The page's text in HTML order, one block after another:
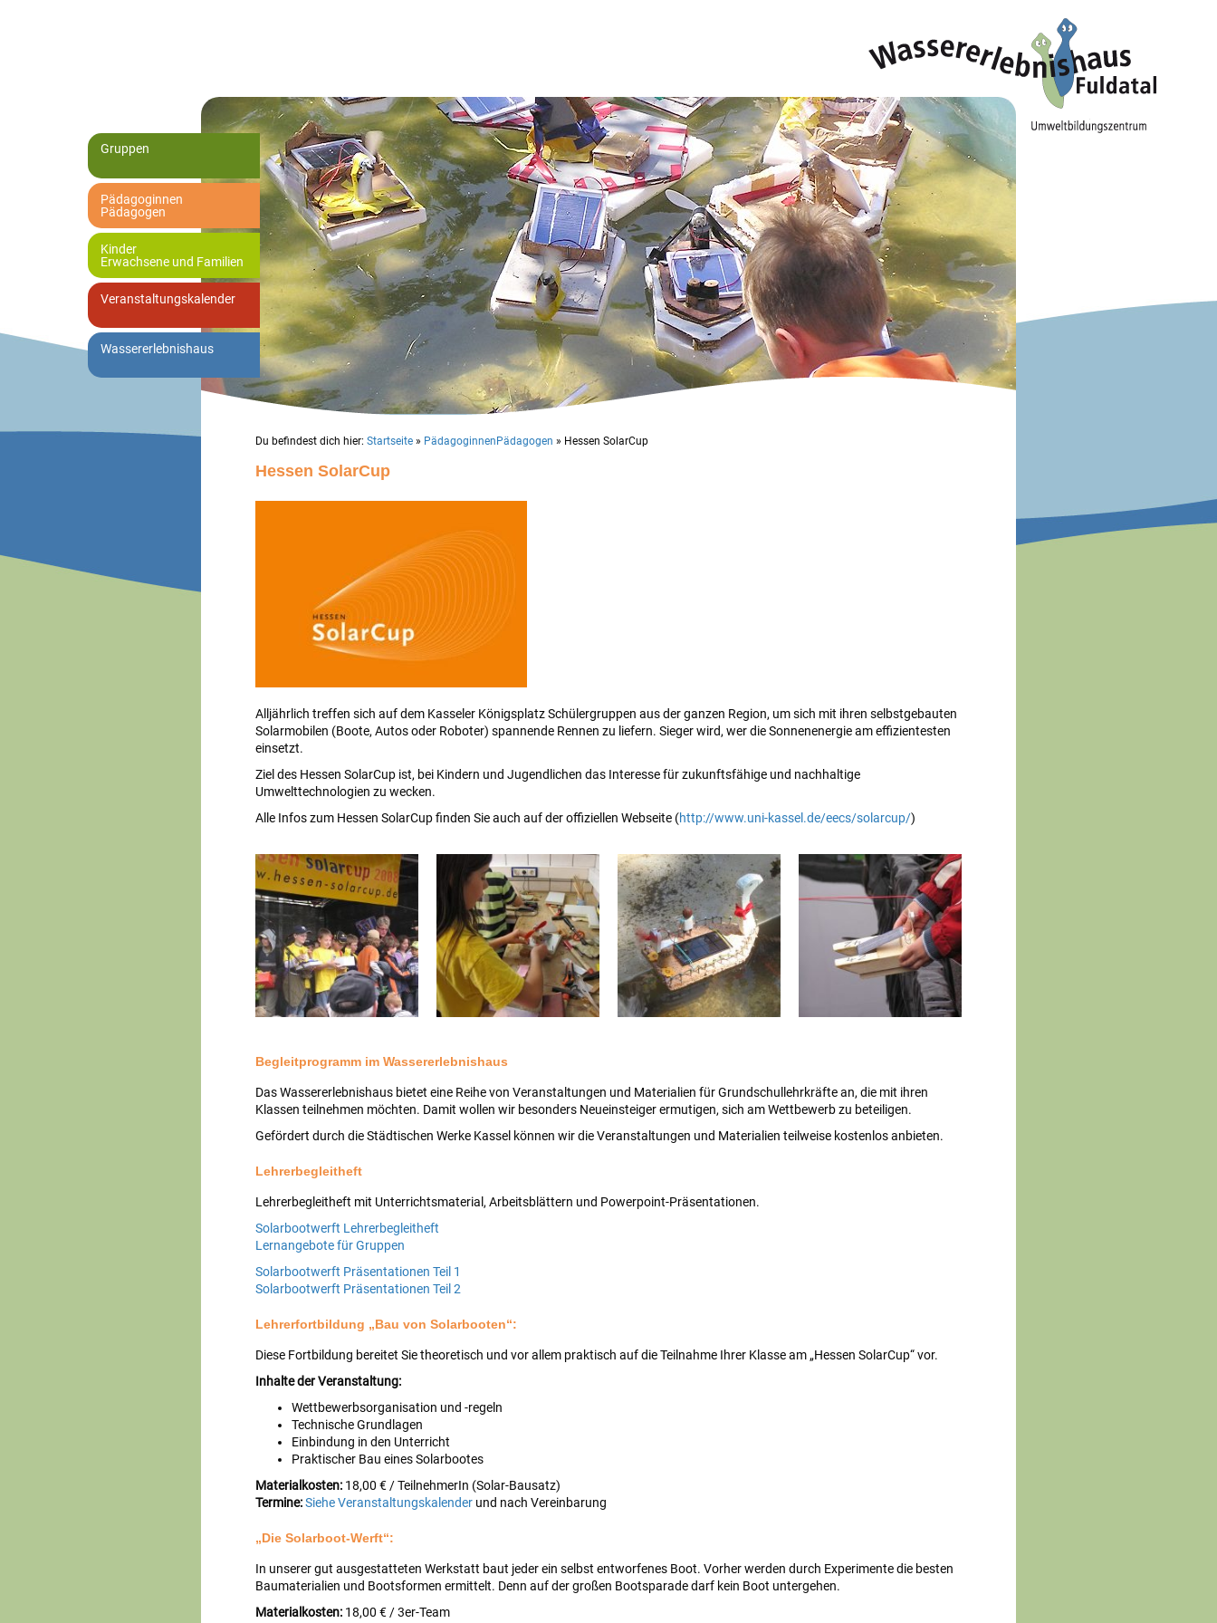
Gruppen
Pädagoginnen
Pädagogen
Kinder
Erwachsene und Familien
Veranstaltungskalender
Wassererlebnishaus
Du befindest dich hier: Startseite » PädagoginnenPädagogen » Hessen SolarCup
Hessen SolarCup
Alljährlich treffen sich auf dem Kasseler Königsplatz Schülergruppen aus der ganzen Region, um sich mit ihren selbstgebauten
Solarmobilen (Boote, Autos oder Roboter) spannende Rennen zu liefern. Sieger wird, wer die Sonnenenergie am effizientesten
einsetzt.
Ziel des Hessen SolarCup ist, bei Kindern und Jugendlichen das Interesse für zukunftsfähige und nachhaltige
Umwelttechnologien zu wecken.
Alle Infos zum Hessen SolarCup finden Sie auch auf der offiziellen Webseite (http://www.uni-kassel.de/eecs/solarcup/)
Begleitprogramm im Wassererlebnishaus
Das Wassererlebnishaus bietet eine Reihe von Veranstaltungen und Materialien für Grundschullehrkräfte an, die mit ihren
Klassen teilnehmen möchten. Damit wollen wir besonders Neueinsteiger ermutigen, sich am Wettbewerb zu beteiligen.
Gefördert durch die Städtischen Werke Kassel können wir die Veranstaltungen und Materialien teilweise kostenlos anbieten.
Lehrerbegleitheft
Lehrerbegleitheft mit Unterrichtsmaterial, Arbeitsblättern und Powerpoint-Präsentationen.
Solarbootwerft Lehrerbegleitheft
Lernangebote für Gruppen
Solarbootwerft Präsentationen Teil 1
Solarbootwerft Präsentationen Teil 2
Lehrerfortbildung „Bau von Solarbooten“:
Diese Fortbildung bereitet Sie theoretisch und vor allem praktisch auf die Teilnahme Ihrer Klasse am „Hessen SolarCup“ vor.
Inhalte der Veranstaltung:
Wettbewerbsorganisation und -regeln
Technische Grundlagen
Einbindung in den Unterricht
Praktischer Bau eines Solarbootes
Materialkosten: 18,00 € / TeilnehmerIn (Solar-Bausatz)
Termine:Siehe Veranstaltungskalender und nach Vereinbarung
„Die Solarboot-Werft“:
In unserer gut ausgestatteten Werkstatt baut jeder ein selbst entworfenes Boot. Vorher werden durch Experimente die besten
Baumaterialien und Bootsformen ermittelt. Denn auf der großen Bootsparade darf kein Boot untergehen.
Materialkosten: 18,00 € / 3er-Team